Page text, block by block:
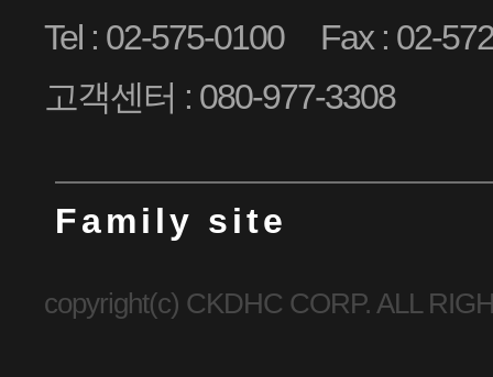
Tel : 02-575-0100
Fax : 02-
고객센터 : 080-977-3308
Family site
copyright(c) CKDHC CORP. ALL